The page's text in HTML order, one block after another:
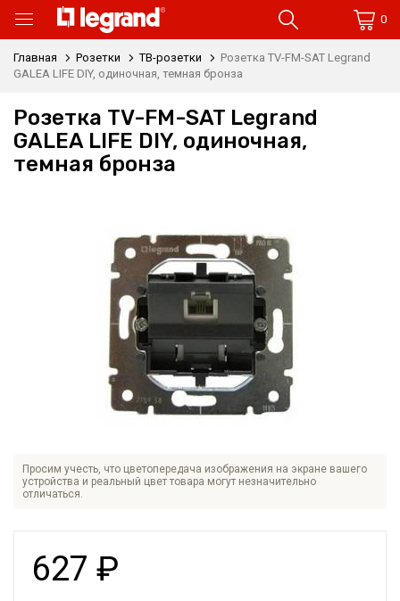
0
Главная Розетки ТВ-розетки
Розетка TV-FM-SAT Legrand
GALEA LIFE DIY, одиночная, темная бронза
Розетка TV-FM-SAT Legrand
GALEA LIFE DIY, одиночная,
темная бронза
Просим учесть, что цветопередача изображения на экране вашего
устройства и реальный цвет товара могут незначительно
отличаться.
627 ₽